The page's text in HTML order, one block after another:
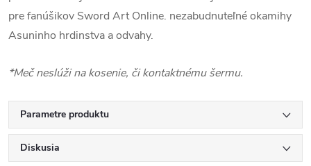
pre fanúšikov Sword Art Online. nezabudnuteľné okamihy
Asuninho hrdinstva a odvahy.
*Meč neslúži na kosenie, či kontaktnému šermu.
Parametre produktu
Diskusia